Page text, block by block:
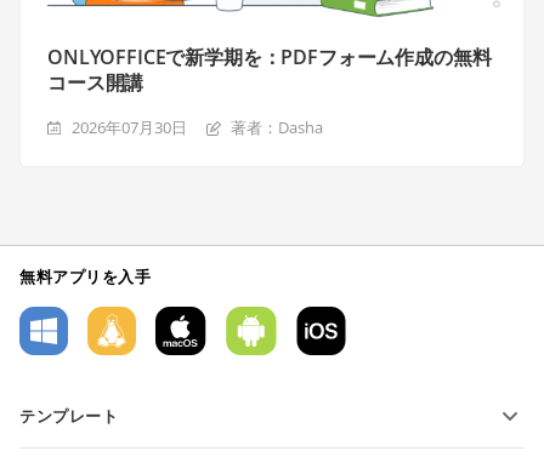
ONLYOFFICEで新学期を：PDFフォーム作成の無料
コース開講
2026年07月30日 著者：Dasha
無料アプリを入手
テンプレート